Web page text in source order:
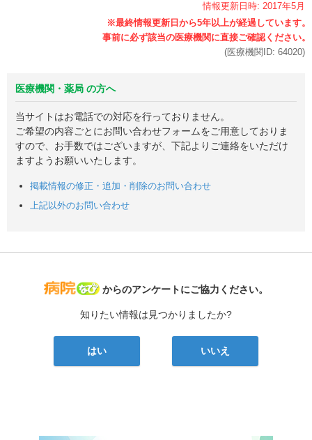
情報更新日時: 2017年5月
(医療機関ID: 64020)
医療機関・薬局 の方へ
当サイトはお電話での対応を行っておりません。
ご希望の内容ごとにお問い合わせフォームをご用意しておりま
すので、お手数ではございますが、下記よりご連絡をいただけ
ますようお願いいたします。
掲載情報の修正・追加・削除のお問い合わせ
上記以外のお問い合わせ
病院なび
からのアンケートにご協力ください。
知りたい情報は見つかりましたか?
はい いいえ